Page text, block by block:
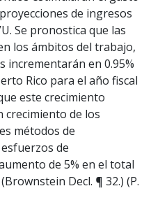
de ingresos
Se pronostica que las
los ámbitos del trabajo,
incrementarán en 0.95%
Rico para el año fiscal
este crecimiento
crecimiento de los
métodos de
de
de 5% en el total
Decl. ¶ 32.) (P.